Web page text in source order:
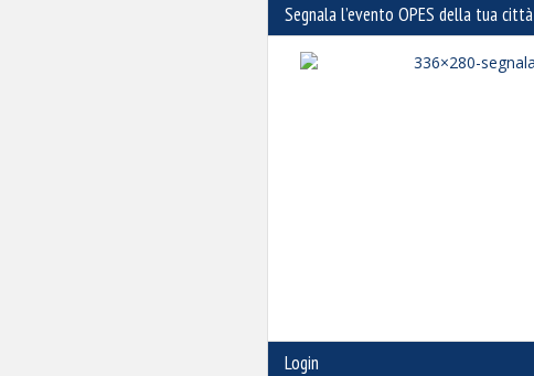
Segnala l’evento OPES della tua città
Login